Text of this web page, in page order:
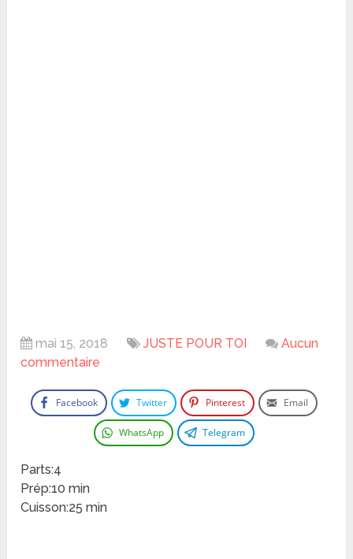
mai 15, 2018 JUSTE POUR TOI
Aucun
commentaire
Facebook Twitter Pinterest Email
WhatsApp Telegram
Parts:4
Prép:10 min
Cuisson:25 min